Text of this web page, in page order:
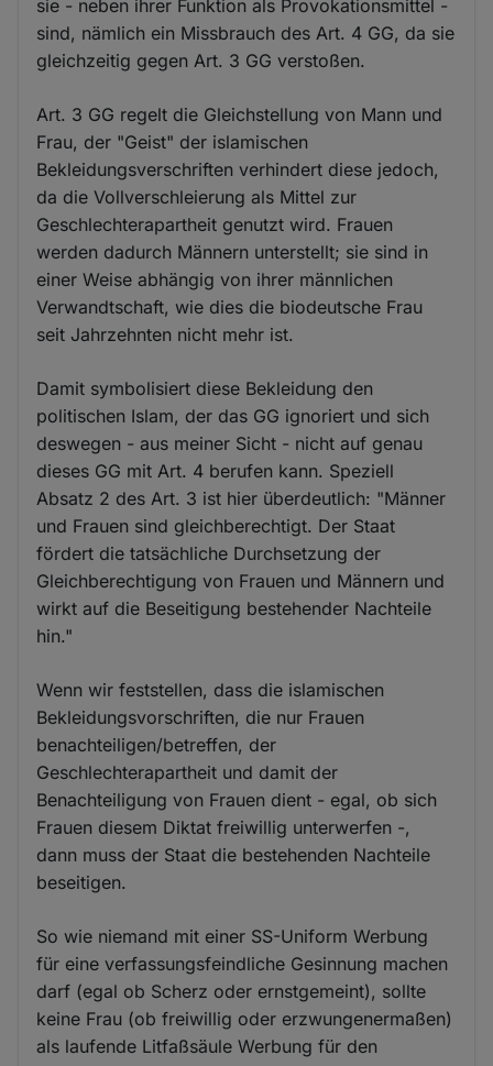
sie - neben ihrer Funktion als Provokationsmittel -
sind, nämlich ein Missbrauch des Art. 4 GG, da sie
gleichzeitig gegen Art. 3 GG verstoßen.
Art. 3 GG regelt die Gleichstellung von Mann und
Frau, der "Geist" der islamischen
Bekleidungsverschriften verhindert diese jedoch,
da die Vollverschleierung als Mittel zur
Geschlechterapartheit genutzt wird. Frauen
werden dadurch Männern unterstellt; sie sind in
einer Weise abhängig von ihrer männlichen
Verwandtschaft, wie dies die biodeutsche Frau
seit Jahrzehnten nicht mehr ist.
Damit symbolisiert diese Bekleidung den
politischen Islam, der das GG ignoriert und sich
deswegen - aus meiner Sicht - nicht auf genau
dieses GG mit Art. 4 berufen kann. Speziell
Absatz 2 des Art. 3 ist hier überdeutlich: "Männer
und Frauen sind gleichberechtigt. Der Staat
fördert die tatsächliche Durchsetzung der
Gleichberechtigung von Frauen und Männern und
wirkt auf die Beseitigung bestehender Nachteile
hin."
Wenn wir feststellen, dass die islamischen
Bekleidungsvorschriften, die nur Frauen
benachteiligen/betreffen, der
Geschlechterapartheit und damit der
Benachteiligung von Frauen dient - egal, ob sich
Frauen diesem Diktat freiwillig unterwerfen -,
dann muss der Staat die bestehenden Nachteile
beseitigen.
So wie niemand mit einer SS-Uniform Werbung
für eine verfassungsfeindliche Gesinnung machen
darf (egal ob Scherz oder ernstgemeint), sollte
keine Frau (ob freiwillig oder erzwungenermaßen)
als laufende Litfaßsäule Werbung für den